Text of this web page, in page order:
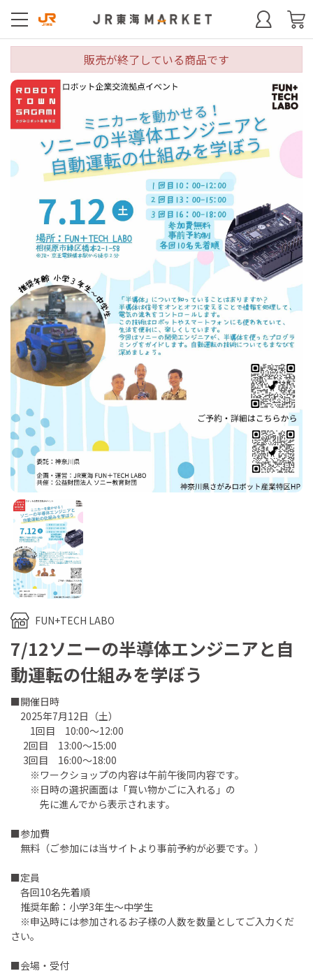
FUN+TECH LABO
7/12ソニーの半導体エンジニアと自
動運転の仕組みを学ぼう
■開催日時
2025年7月12日（土）
1回目 10:00～12:00
2回目 13:00～15:00
3回目 16:00～18:00
※ワークショップの内容は午前午後同内容です。
※日時の選択画面は「買い物かごに入れる」の
先に進んでから表示されます。
■参加費
無料（ご参加には当サイトより事前予約が必要です。）
■定員
各回10名先着順
推奨年齢：小学3年生～中学生
※申込時には参加されるお子様の人数を数量としてご入力くだ
さい。
■会場・受付
販売が終了している商品です